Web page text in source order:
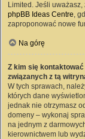
Limited. Jeśli
phpBB Ideas Centre,
zaproponować nowe
Na górę
Z kim się
związanych z tą
W tych sprawach,
których dane
jednak nie otrzymasz
domeny – wykonaj
na jednym z
kierownictwem lub